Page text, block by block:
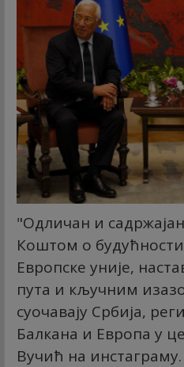
"Одличан и
Коштом о
Европске уније,
пута и кључним
суочавају Србија,
Балкана и Европа у
Вучић на инстаграму.